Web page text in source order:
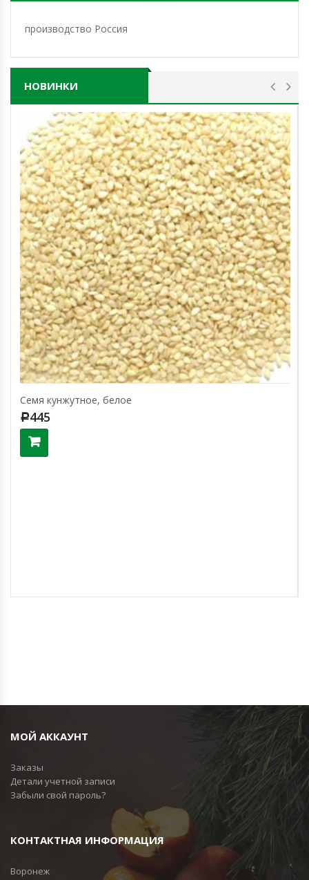
производство Россия
НОВИНКИ
Семя кунжутное, белое
Р445
МОЙ АККАУНТ
Заказы
Детали учетной записи
Забыли свой пароль?
КОНТАКТНАЯ ИНФОРМАЦИЯ
Воронеж